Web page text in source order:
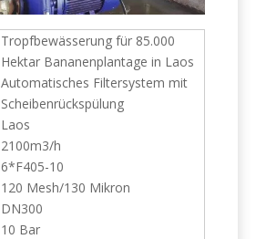
Tropfbewässerung für 85.000
Hektar Bananenplantage in Laos
Automatisches Filtersystem mit
Scheibenrückspülung
Laos
2100m3/h
6*F405-10
120 Mesh/130 Mikron
DN300
10 Bar